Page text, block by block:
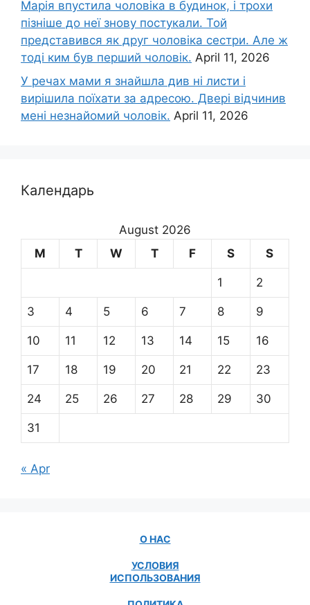
Марія впустила чоловіка в будинок, і трохи
пізніше до неї знову постукали. Той
представився як друг чоловіка сестри. Але ж
тоді ким був перший чоловік. April 11, 2026
У речах мами я знайшла див ні листи і
вирішила поїхати за адресою. Двері відчинив
мені незнайомий чоловік. April 11, 2026
Календарь
August 2026
M
T W T F S S
1 2
3 4 5 6 7 8 9
10 11 12 13 14 15 16
17 18 19 20 21 22 23
24 25 26 27 28 29 30
31
« Apr
О НАС
УСЛОВИЯ
ИСПОЛЬЗОВАНИЯ